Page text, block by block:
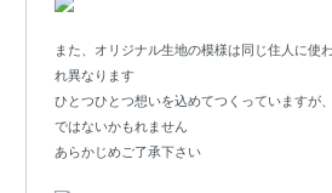
また、オリジナル生地の模様は同じ住人に使
れ異なります
ひとつひとつ想いを込めてつくっていますが
ではないかもれません
あらかじめご了承下さい